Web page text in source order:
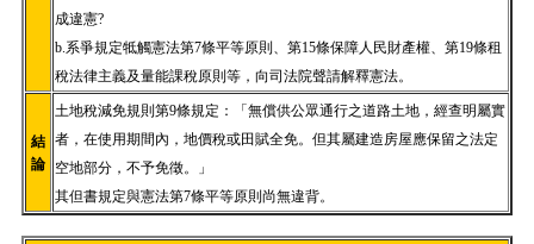
成違憲?
b.系爭規定牴觸憲法第7條平等原則、第15條保障人民財產權、第19條租
稅法律主義及量能課稅原則等，向司法院聲請解釋憲法。
結
論
土地稅減免規則第9條規定：「無償供公眾通行之道路土地，經查明屬實
者，在使用期間內，地價稅或田賦全免。但其屬建造房屋應保留之法定
空地部分，不予免徵。」
其但書規定與憲法第7條平等原則尚無違背。